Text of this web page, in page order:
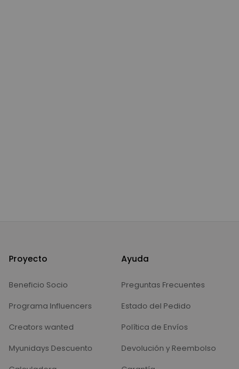
Proyecto
Beneficio Socio
Programa Influencers
Creators wanted
Myunidays Descuento
Ayuda
Preguntas Frecuentes
Estado del Pedido
Política de Envíos
Devolución y Reembolso